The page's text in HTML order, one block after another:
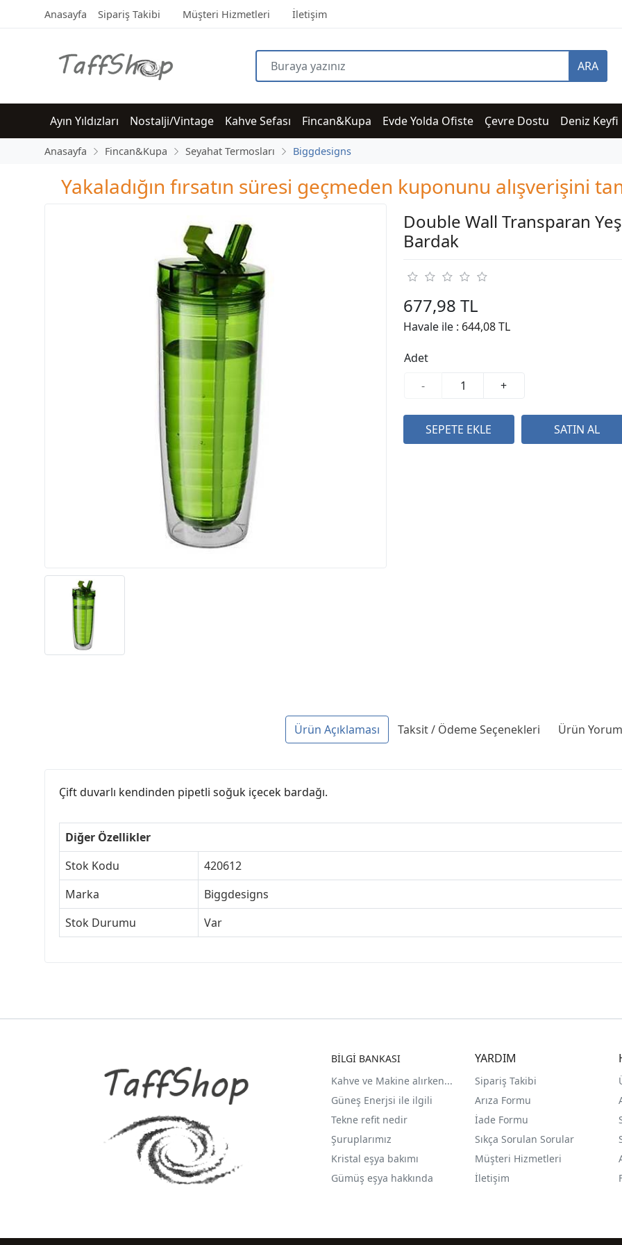
Anasayfa Sipariş Takibi Müşteri Hizmetleri İletişim
ARA
Ayın Yıldızları Nostalji/Vintage Kahve Sefası Fincan&Kupa Evde Yolda Ofiste Çevre Dostu Deniz Keyfi
Anasayfa Fincan&Kupa Seyahat Termosları Biggdesigns
Yakaladığın fırsatın süresi geçmeden kuponunu alışverişini
Double Wall Transparan
Bardak
677,98 TL
Havale ile : 644,08 TL
Adet
-
+
Ürün Açıklaması Taksit / Ödeme Seçenekleri Ürün
Çift duvarlı kendinden pipetli soğuk içecek bardağı.
Diğer Özellikler
Stok Kodu
420612
Marka
Biggdesigns
Stok Durumu
Var
BİLGİ BANKASI
Kahve ve Makine alırken...
Güneş Enerjsi ile ilgili
Tekne refit nedir
Şuruplarımız
Kristal eşya bakımı
Gümüş eşya hakkında
YARDIM
Sipariş Takibi
Arıza Formu
İade Formu
Sıkça Sorulan Sorular
Müşteri Hizmetleri
İletişim